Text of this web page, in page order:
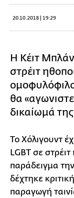
20.10.2018 | 19:29
Η Κέιτ
στρέιτ
θα
δικαίωμά
Το Χόλιγουντ
LGBT σε
παράδειγμα
δέχτηκε
παραγωγή